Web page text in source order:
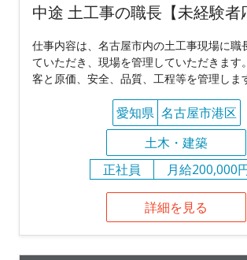
中途 土工事の職長【未経験者
仕事内容は、名古屋市内の土工事現場に職
ていただき、現場を管理していただきます
客と原価、安全、品質、工程等を管理しま
愛知県 名古屋市港区
土木・建築
正社員
月給200,000
詳細を見る